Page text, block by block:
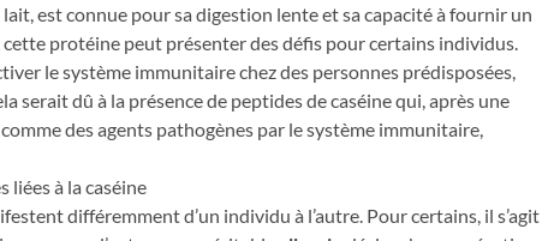
est connue pour sa digestion lente et sa capacité à fournir un
protéine peut présenter des défis pour certains individus.
le système immunitaire chez des personnes prédisposées,
serait dû à la présence de peptides de caséine qui, après une
des agents pathogènes par le système immunitaire,
à la caséine
différemment d’un individu à l’autre. Pour certains, il s’agit